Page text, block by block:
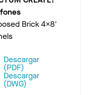
Brick 4x8'
Descargar
(PDF)
Descargar
(DWG)